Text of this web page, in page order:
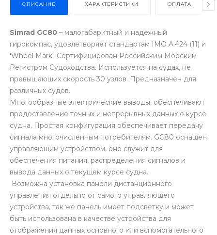
ОПИСАНИЕ ХАРАКТЕРИСТИКИ ОПЛАТА
Simrad GC80 – малогабаритный и надежный
гирокомпас, удовлетворяет стандартам IMO A.424 (11) и
'Wheel Mark'. Сертифицирован Российским Морским
Регистром Судоходства. Используется на судах, не
превышающих скорость 30 узлов. Предназначен для
различных судов.
Многообразные электрические выводы, обеспечивают
предоставление точных и непрерывных данных о курсе
судна. Простая конфигурация обеспечивает передачу
сигнала многочисленным потребителям. GC80 оснащен
управляющим устройством, оно служит для
обеспечения питания, распределения сигналов и
вывода данных о текущем курсе судна.
Возможна установка панели дистанционного
управления отдельно от самого управляющего
устройства, так же панель имеет подсветку и может
быть использована в качестве устройства для
отображения данных основного или вспомогательного